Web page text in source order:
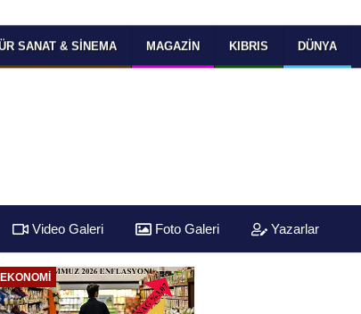
SANAT & SINEMA MAGAZIN KIBRIS DÜNYA
Video Galeri Foto Galeri Yazarlar
EKONOMI